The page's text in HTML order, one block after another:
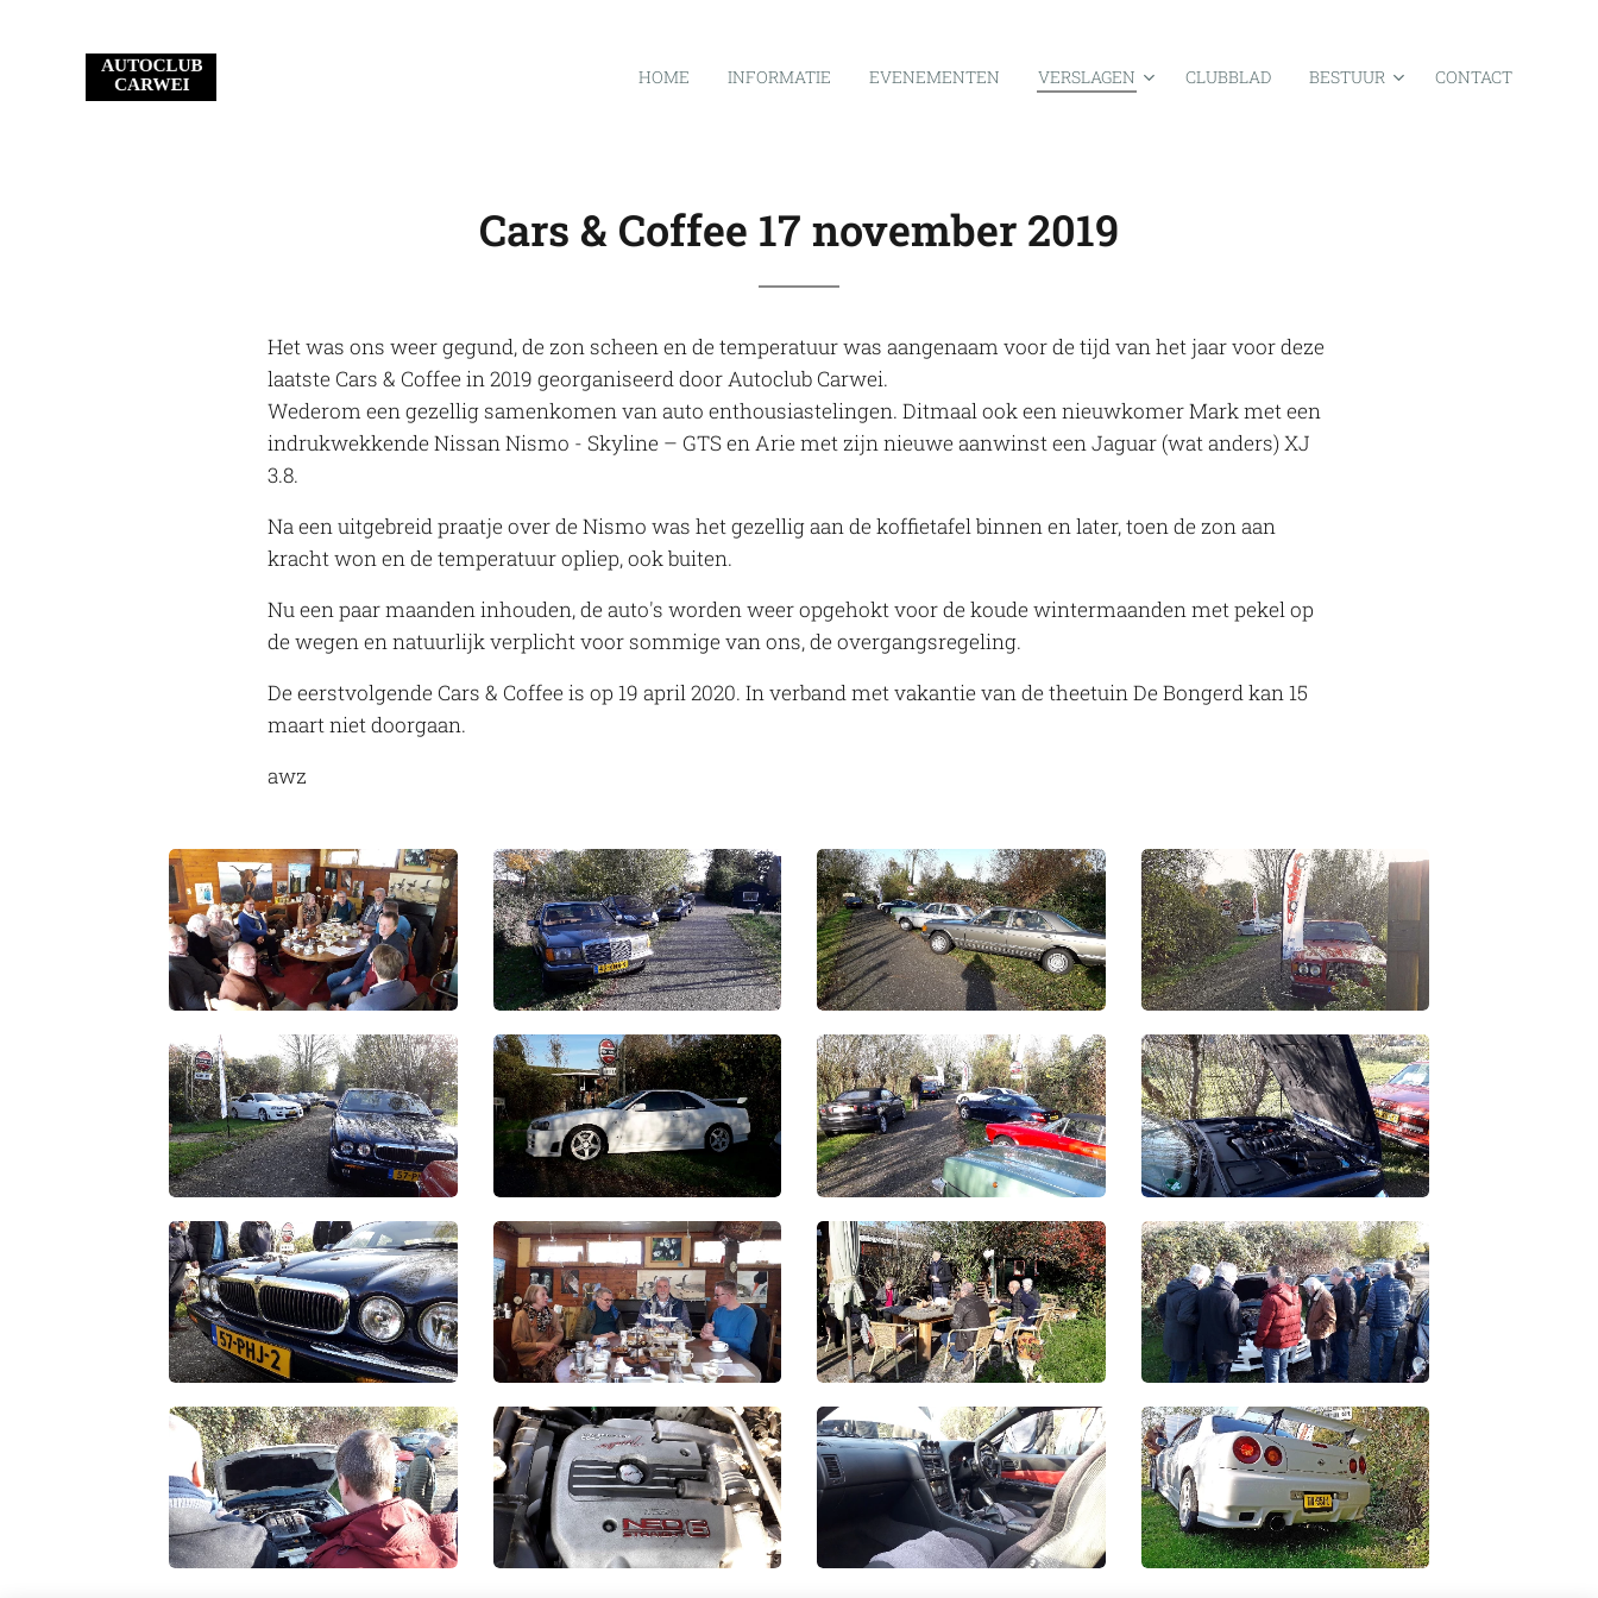
HOME INFORMATIE EVENEMENTEN VERSLAGEN CLUBBLAD BESTUUR CONTACT
Cars & Coffee 17 november 2019
Het was ons weer gegund, de zon scheen en de temperatuur was aangenaam voor de tijd van het jaar voor deze
laatste Cars & Coffee in 2019 georganiseerd door Autoclub Carwei.
Wederom een gezellig samenkomen van auto enthousiastelingen. Ditmaal ook een nieuwkomer Mark met een
indrukwekkende Nissan Nismo - Skyline – GTS en Arie met zijn nieuwe aanwinst een Jaguar (wat anders) XJ
3.8.
Na een uitgebreid praatje over deNismo was het gezellig aan de koffietafel binnen en later, toen de zon aan
kracht won en de temperatuur opliep, ook buiten.
Nu een paar maanden inhouden, de auto's worden weer opgehokt voor de koude wintermaanden met pekel op
de wegen en natuurlijk verplicht voor sommige van ons, de overgangsregeling.
De eerstvolgende Cars & Coffee is op 19 april 2020. In verband met vakantie van de theetuin De Bongerd kan 15
maart niet doorgaan.
awz